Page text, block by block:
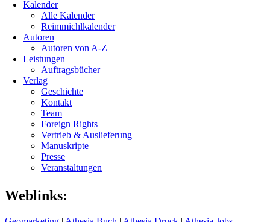
Kalender
Alle Kalender
Reimmichlkalender
Autoren
Autoren von A-Z
Leistungen
Auftragsbücher
Verlag
Geschichte
Kontakt
Team
Foreign Rights
Vertrieb & Auslieferung
Manuskripte
Presse
Veranstaltungen
Weblinks: